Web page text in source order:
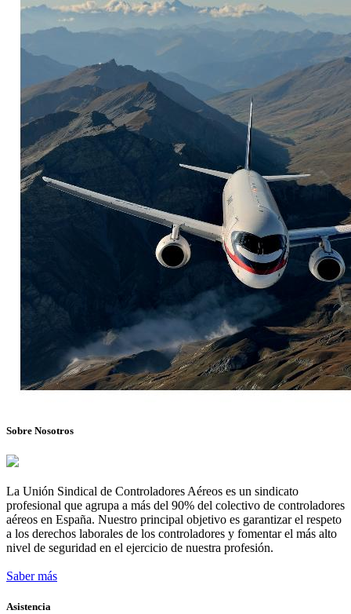
Sobre Nosotros
La Unión Sindical de Controladores Aéreos es un sindicato
profesional que agrupa a más del 90% del colectivo de controladores
aéreos en España. Nuestro principal objetivo es garantizar el respeto
a los derechos laborales de los controladores y fomentar el más alto
nivel de seguridad en el ejercicio de nuestra profesión.
Saber más
Asistencia